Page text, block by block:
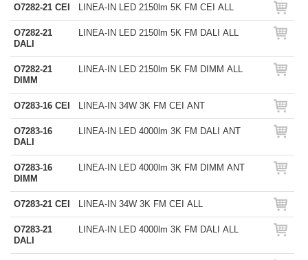
O7282-21 CEI LINEA-IN LED 2150lm 5K FM CEI ALL
O7282-21
DALI
LINEA-IN LED 2150lm 5K FM DALI ALL
O7282-21
DIMM
LINEA-IN LED 2150lm 5K FM DIMM ALL
O7283-16 CEI LINEA-IN 34W 3K FM CEI ANT
O7283-16
DALI
LINEA-IN LED 4000lm 3K FM DALI ANT
O7283-16
DIMM
LINEA-IN LED 4000lm 3K FM DIMM ANT
O7283-21 CEI LINEA-IN 34W 3K FM CEI ALL
O7283-21
DALI
LINEA-IN LED 4000lm 3K FM DALI ALL